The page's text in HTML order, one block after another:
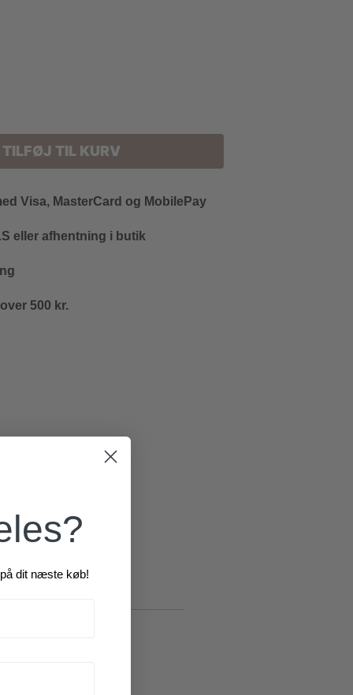
TILFØJ TIL KURV
Visa, MasterCard og MobilePay
eller afhentning i butik
500 kr.
dit næste køb!